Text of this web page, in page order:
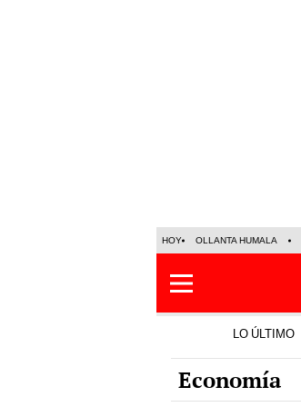
HOY OLLANTA HUMALA
LO ÚLTIMO
Economía